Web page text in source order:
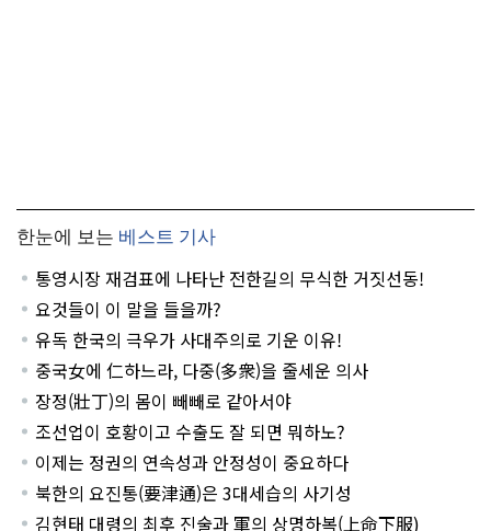
한눈에 보는 베스트 기사
통영시장 재검표에 나타난 전한길의 무식한 거짓선동!
요것들이 이 말을 들을까?
유독 한국의 극우가 사대주의로 기운 이유!
중국女에 仁하느라, 다중(多衆)을 줄세운 의사
장정(壯丁)의 몸이 빼빼로 같아서야
조선업이 호황이고 수출도 잘 되면 뭐하노?
이제는 정권의 연속성과 안정성이 중요하다
북한의 요진통(要津通)은 3대세습의 사기성
김현태 대령의 최후 진술과 軍의 상명하복(上命下服)